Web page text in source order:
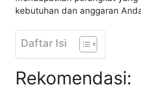
kebutuhan dan anggaran
Daftar Isi
Rekomendasi: